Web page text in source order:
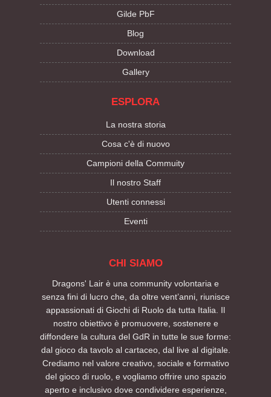
Gilde PbF
Blog
Download
Gallery
ESPLORA
La nostra storia
Cosa c'è di nuovo
Campioni della Commuity
Il nostro Staff
Utenti connessi
Eventi
CHI SIAMO
Dragons' Lair è una community volontaria e
senza fini di lucro che, da oltre vent’anni, riunisce
appassionati di Giochi di Ruolo da tutta Italia. Il
nostro obiettivo è promuovere, sostenere e
diffondere la cultura del GdR in tutte le sue forme:
dal gioco da tavolo al cartaceo, dal live al digitale.
Crediamo nel valore creativo, sociale e formativo
del gioco di ruolo, e vogliamo offrire uno spazio
aperto e inclusivo dove condividere esperienze,